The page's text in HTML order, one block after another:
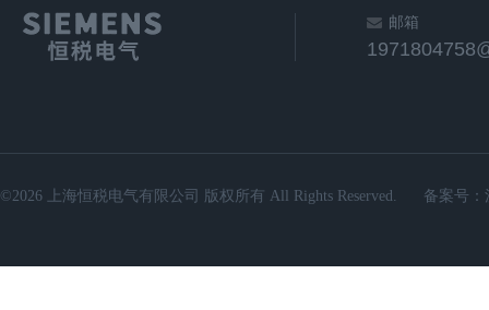
邮箱
©2026 上海恒税电气有限公司 版权所有 All Rights Reserved. 备案号：